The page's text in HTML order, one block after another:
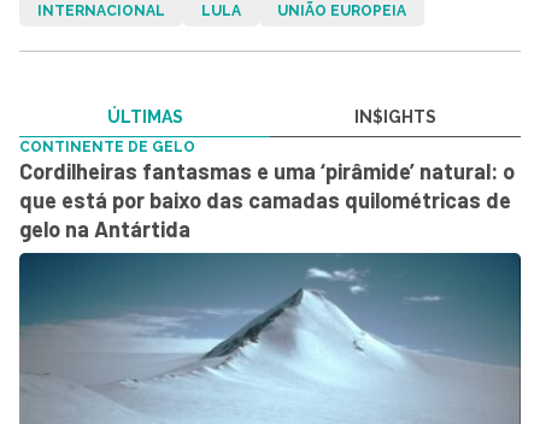
INTERNACIONAL
LULA UNIÃO EUROPEIA
ÚLTIMAS IN$IGHTS
CONTINENTE DE GELO
Cordilheiras fantasmas e uma ‘pirâmide’ natural: o
que está por baixo das camadas quilométricas de
gelo na Antártida